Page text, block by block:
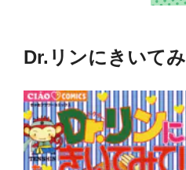
Dr.リンにきいてみ